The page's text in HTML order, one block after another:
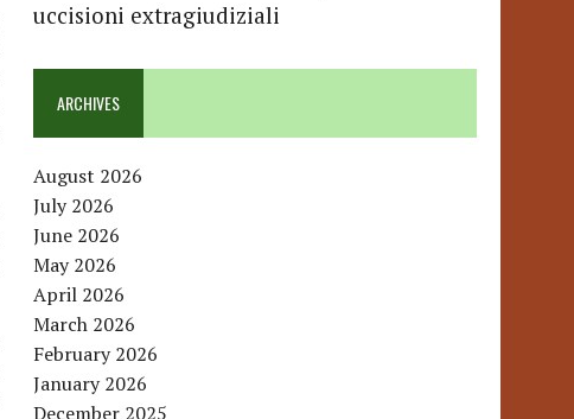
uccisioni extragiudiziali
ARCHIVES
August 2026
July 2026
June 2026
May 2026
April 2026
March 2026
February 2026
January 2026
December 2025